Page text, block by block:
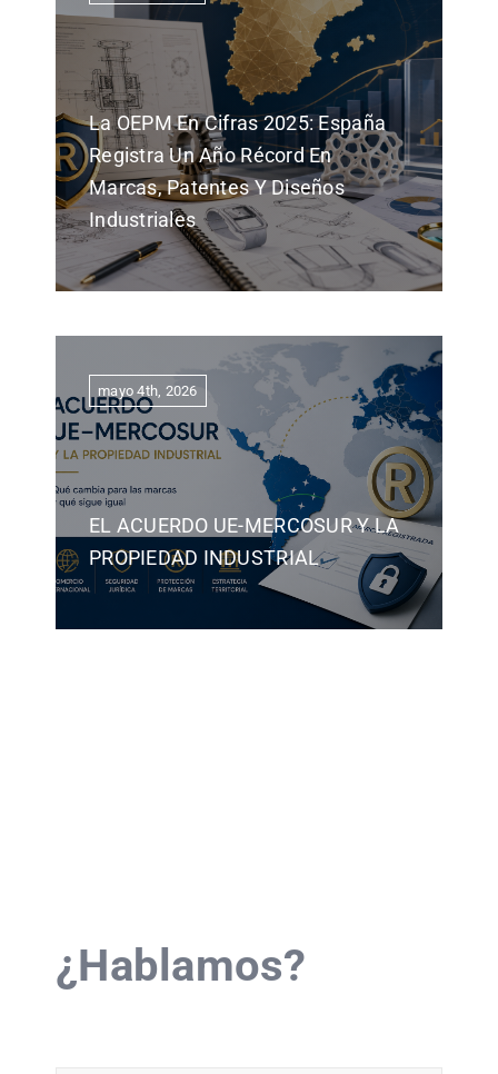
La OEPM En Cifras 2025: España
Registra Un Año Récord En
Marcas, Patentes Y Diseños
Industriales
mayo 4th, 2026
EL ACUERDO UE-MERCOSUR Y LA
PROPIEDAD INDUSTRIAL
¿Hablamos?